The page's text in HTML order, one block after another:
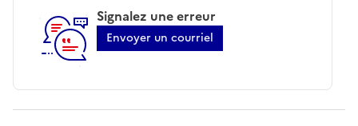
Signalez une erreur
Envoyer un courriel